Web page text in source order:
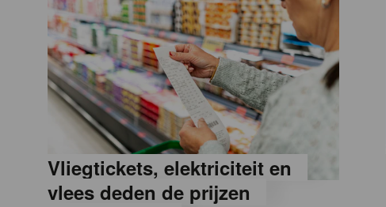
Vliegtickets, elektriciteit en
vlees deden de prijzen